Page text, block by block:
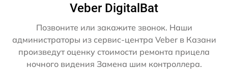
Veber DigitalBat
Позвоните или закажите звонок. Наши
администраторы из сервис-центра Veber в Казани
произведут оценку стоимости ремонта прицела
ночного видения Замена шим контроллера.